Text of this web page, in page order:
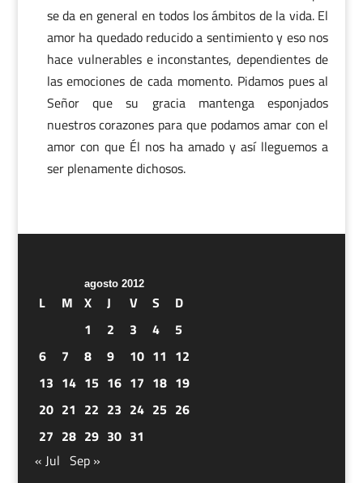
se da en general en todos los ámbitos de la vida. El
amor ha quedado reducido a sentimiento y eso nos
hace vulnerables e inconstantes, dependientes de
las emociones de cada momento. Pidamos pues al
Señor que su gracia mantenga esponjados
nuestros corazones para que podamos amar con el
amor con que Él nos ha amado y así lleguemos a
ser plenamente dichosos.
agosto 2012
L M X J V S
D
1
2 3 4
5
6
7 8 9 10 11 12
13 14 15 16 17 18 19
20 21 22 23 24 25 26
27 28 29 30 31
« Jul Sep »